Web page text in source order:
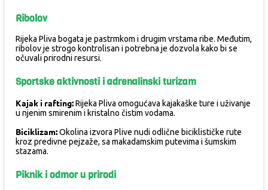
Ribolov
Rijeka Pliva bogata je pastrmkom i drugim vrstama ribe. Međutim,
ribolov je strogo kontrolisan i potrebna je dozvola kako bi se
očuvali prirodni resursi.
Sportske aktivnosti i adrenalinski turizam
Kajak i rafting:Rijeka Pliva omogućava kajakaške ture i uživanje
u njenim smirenim i kristalno čistim vodama.
Biciklizam:Okolina izvora Plive nudi odlične biciklističke rute
kroz predivne pejzaže, sa makadamskim putevima i šumskim
stazama.
Piknik i odmor u prirodi